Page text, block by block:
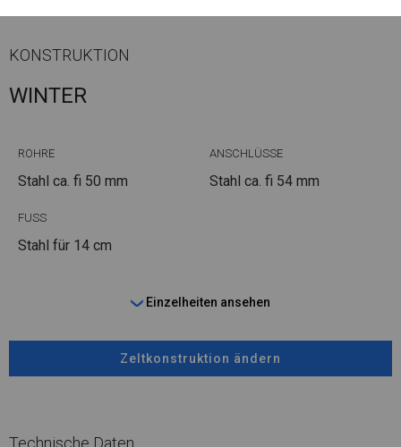
KONSTRUKTION
WINTER
ROHRE
Stahl ca. fi 50 mm
ANSCHLÜSSE
Stahl ca. fi 54 mm
FUSS
Stahl für 14 cm
Einzelheiten ansehen
Zeltkonstruktion ändern
Technische Daten